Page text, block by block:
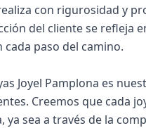
con rigurosidad y
del cliente se refleja
paso del camino.
Joyel Pamplona es
Creemos que cada
sea a través de la